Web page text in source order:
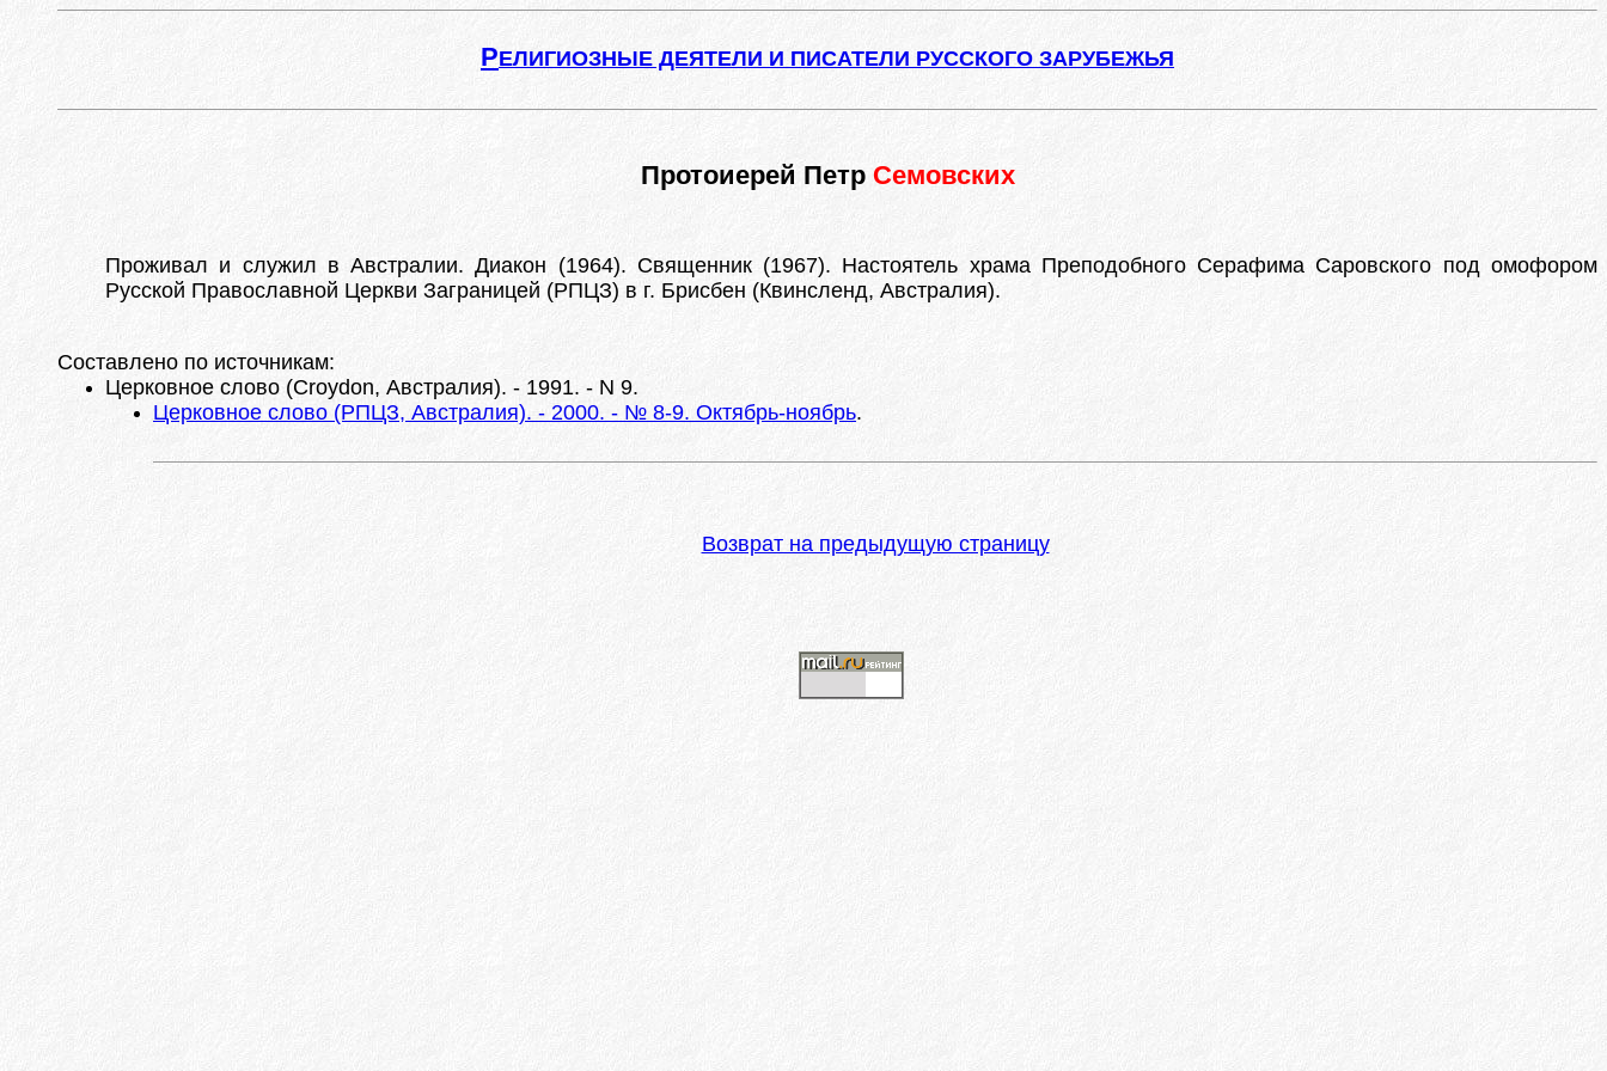
РЕЛИГИОЗНЫЕ ДЕЯТЕЛИ И ПИСАТЕЛИ РУССКОГО ЗАРУБЕЖЬЯ
Протоиерей Петр Семовских
Проживал и служил в Австралии. Диакон (1964). Священник (1967). Настоятель храма Преподобного Серафима Саровского под омофором
Русской Православной Церкви Заграницей (РПЦЗ) в г. Брисбен (Квинсленд, Австралия).
Составлено по источникам:
Церковное слово (Croydon, Австралия). - 1991. - N 9.
Церковное слово (РПЦЗ, Австралия). - 2000. - № 8-9. Октябрь-ноябрь.
Возврат на предыдущую страницу